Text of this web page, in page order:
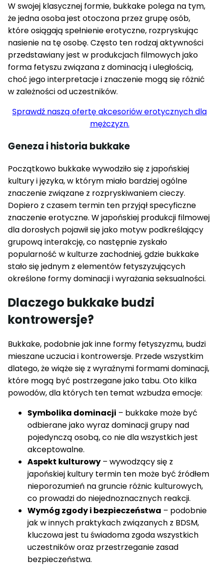
W swojej klasycznej formie, bukkake polega na tym,
że jedna osoba jest otoczona przez grupę osób,
które osiągają spełnienie erotyczne, rozpryskując
nasienie na tę osobę. Często ten rodzaj aktywności
przedstawiany jest w produkcjach filmowych jako
forma fetyszu związana z dominacją i uległością,
choć jego interpretacje i znaczenie mogą się różnić
w zależności od uczestników.
Sprawdź naszą ofertę akcesoriów erotycznych dla
mężczyzn.
Geneza i historia bukkake
Początkowo bukkake wywodziło się z japońskiej
kultury i języka, w którym miało bardziej ogólne
znaczenie związane z rozpryskiwaniem cieczy.
Dopiero z czasem termin ten przyjął specyficzne
znaczenie erotyczne. W japońskiej produkcji filmowej
dla dorosłych pojawił się jako motyw podkreślający
grupową interakcję, co następnie zyskało
popularność w kulturze zachodniej, gdzie bukkake
stało się jednym z elementów fetyszyzujących
określone formy dominacji i wyrażania seksualności.
Dlaczego bukkake budzi
kontrowersje?
Bukkake, podobnie jak inne formy fetyszyzmu, budzi
mieszane uczucia i kontrowersje. Przede wszystkim
dlatego, że wiąże się z wyraźnymi formami dominacji,
które mogą być postrzegane jako tabu. Oto kilka
powodów, dla których ten temat wzbudza emocje:
Symbolika dominacji – bukkake może być
odbierane jako wyraz dominacji grupy nad
pojedynczą osobą, co nie dla wszystkich jest
akceptowalne.
Aspekt kulturowy – wywodzący się z
japońskiej kultury termin ten może być źródłem
nieporozumień na gruncie różnic kulturowych,
co prowadzi do niejednoznacznych reakcji.
Wymóg zgody i bezpieczeństwa – podobnie
jak w innych praktykach związanych z BDSM,
kluczowa jest tu świadoma zgoda wszystkich
uczestników oraz przestrzeganie zasad
bezpieczeństwa.